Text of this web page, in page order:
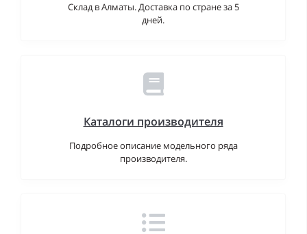
Склад в Алматы. Доставка по стране за 5
дней.
Каталоги производителя
Подробное описание модельного ряда
производителя.